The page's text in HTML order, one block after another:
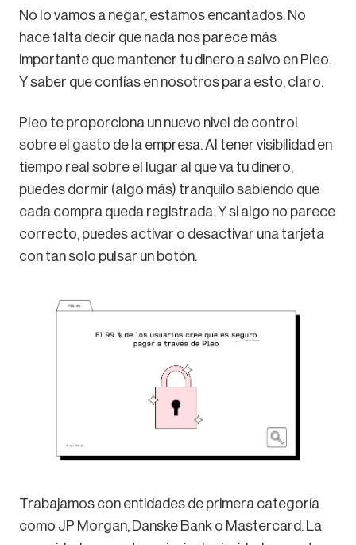
No lo vamos a negar, estamos encantados. No
hace falta decir que nada nos parece más
importante que mantener tu dinero a salvo en Pleo.
Y saber que confías en nosotros para esto, claro.
Pleo te proporciona un nuevo nivel de control
sobre el gasto de la empresa. Al tener visibilidad en
tiempo real sobre el lugar al que va tu dinero,
puedes dormir (algo más) tranquilo sabiendo que
cada compra queda registrada. Y si algo no parece
correcto, puedes activar o desactivar una tarjeta
con tan solo pulsar un botón.
Trabajamos con entidades de primera categoría
como JP Morgan, Danske Bank o Mastercard. La